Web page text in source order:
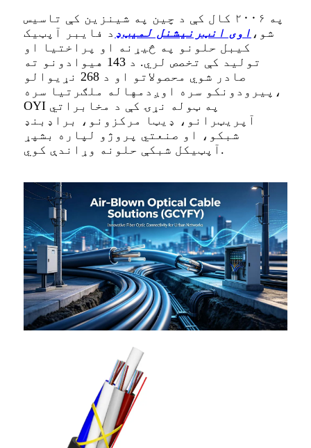
په ۲۰۰۶ کال کې د چین په شینزین کې تاسیس
شو، اوی انټرنیشنل لمیټډ د فایبر آپټیک
کیبل حلونو په څیړنه او پراختیا او
تولید کې تخصص لري. د 143 هیوادونو ته
صادر شوي محصولاتو او د 268 نړیوالو
پیرودونکو سره اوږدمهاله ملګرتیا سره،
OYI په ټوله نړۍ کې د مخابراتي
آپریټرانو، ډیټا مرکزونو، براډبنډ
شبکو، او صنعتي پروژو لپاره بشپړ
آپټیکل شبکې حلونه وړاندې کوي.